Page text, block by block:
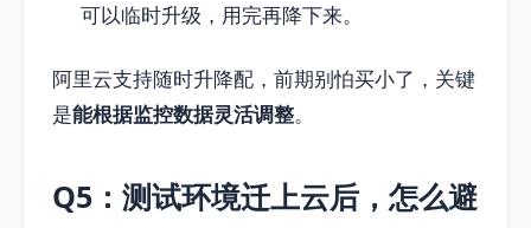
可以临时升级，用完再降下来。
阿里云支持随时升降配，前期别怕买小了，关键
是能根据监控数据灵活调整。
Q5：测试环境迁上云后，怎么避